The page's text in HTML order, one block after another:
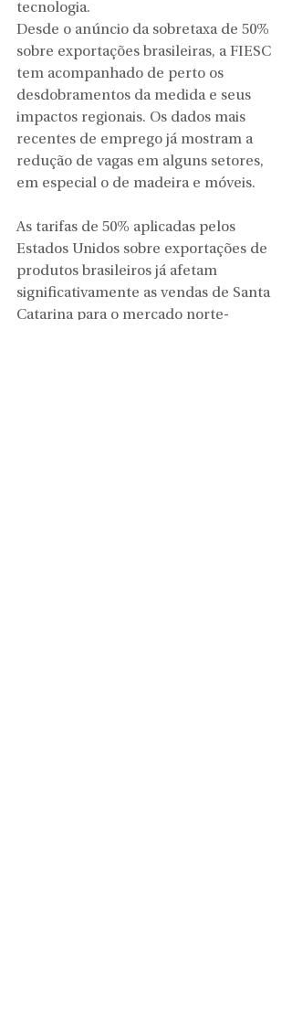
tecnologia.
Desde o anúncio da sobretaxa de 50%
sobre exportações brasileiras, a FIESC
tem acompanhado de perto os
desdobramentos da medida e seus
impactos regionais. Os dados mais
recentes de emprego já mostram a
redução de vagas em alguns setores,
em especial o de madeira e móveis.
As tarifas de 50% aplicadas pelos
Estados Unidos sobre exportações de
produtos brasileiros já afetam
significativamente as vendas de Santa
Catarina para o mercado norte-